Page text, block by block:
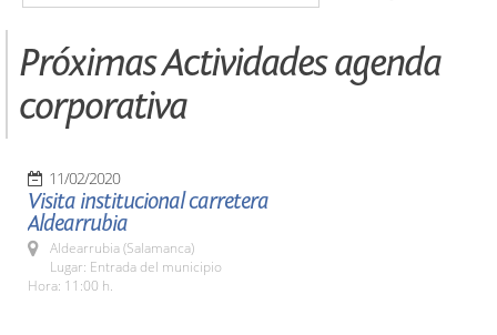
Próximas Actividades agenda
corporativa
11/02/2020
Visita institucional carretera
Aldearrubia
Aldearrubia (Salamanca)
Lugar: Entrada del municipio
Hora: 11:00 h.